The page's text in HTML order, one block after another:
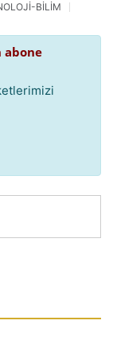
BİLİM
abone